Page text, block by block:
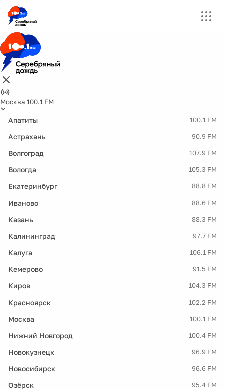
Москва 100.1 FM
Апатиты 100.1 FM
Астрахань 90.9 FM
Волгоград 107.9 FM
Вологда 105.3 FM
Екатеринбург 88.8 FM
Иваново 88.6 FM
Казань 88.3 FM
Калининград 97.7 FM
Калуга 106.1 FM
Кемерово 91.5 FM
Киров 104.3 FM
Красноярск 102.2 FM
Москва 100.1 FM
Нижний Новгород 100.4 FM
Новокузнецк 96.9 FM
Новосибирск 96.6 FM
Озёрск 95.4 FM